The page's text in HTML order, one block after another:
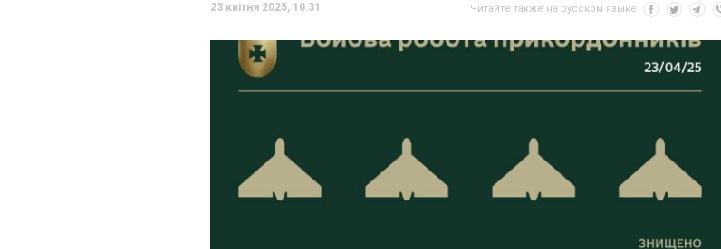
23 квітня 2025, 10:31 Читайте также на русском языке